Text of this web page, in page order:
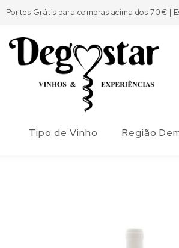
Portes Grátis para compras acima dos 70€ |
Tipo de Vinho Região